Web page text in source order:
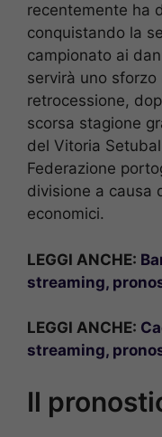
recentemente ha
conquistando la
campionato ai
servirà uno
retrocessione,
scorsa stagione
del Vitoria
Federazione
divisione a causa
economici.
LEGGI ANCHE:
streaming,
LEGGI ANCHE:
streaming,
Il